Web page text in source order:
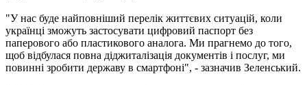
"У нас буде найповніший перелік життєвих ситуацій, коли
українці зможуть застосувати цифровий паспорт без
паперового або пластикового аналога. Ми прагнемо до того,
щоб відбулася повна діджиталізація документів і послуг, ми
повинні зробити державу в смартфоні", - зазначив Зеленський.